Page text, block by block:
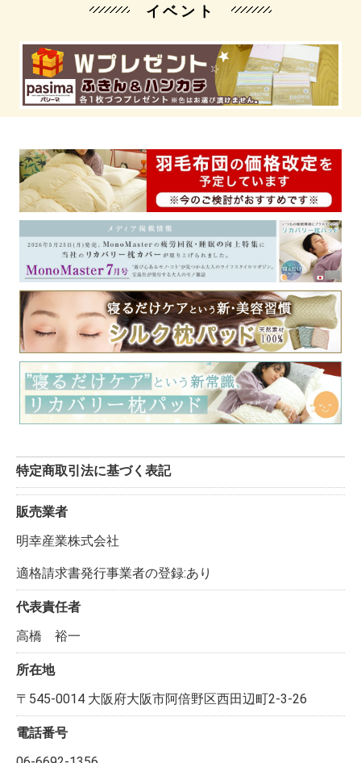
イベント
特定商取引法に基づく表記
販売業者
明幸産業株式会社
適格請求書発行事業者の登録:あり
代表責任者
高橋 裕一
所在地
〒545-0014 大阪府大阪市阿倍野区西田辺町2-3-26
電話番号